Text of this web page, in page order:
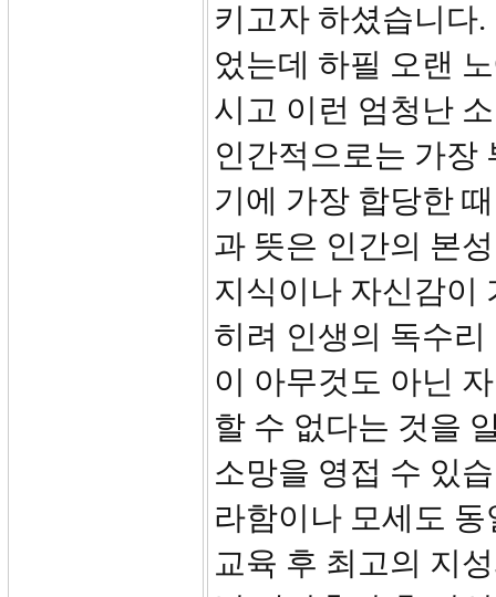
키고자 하셨습니다
었는데 하필 오랜
시고 이런 엄청난
인간적으로는 가장
기에 가장 합당한
과 뜻은 인간의 본
지식이나 자신감이
히려 인생의 독수
이 아무것도 아닌
할 수 없다는 것을
소망을 영접 수 있
라함이나 모세도
교육 후 최고의 지